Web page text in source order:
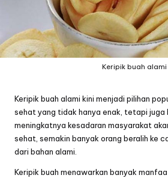
Keripik buah alami
Keripik buah alami kini menjadi pilihan
sehat yang tidak hanya enak, tetapi juga
meningkatnya kesadaran masyarakat
sehat, semakin banyak orang beralih ke
dari bahan alami.
Keripik buah menawarkan banyak